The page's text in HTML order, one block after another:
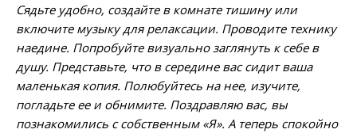
Сядьте удобно, создайте в комнате тишину или
включите музыку для релаксации. Проводите технику
наедине. Попробуйте визуально заглянуть к себе в
душу. Представьте, что в середине вас сидит ваша
маленькая копия. Полюбуйтесь на нее, изучите,
погладьте ее и обнимите. Поздравляю вас, вы
познакомились с собственным «Я». А теперь спокойно